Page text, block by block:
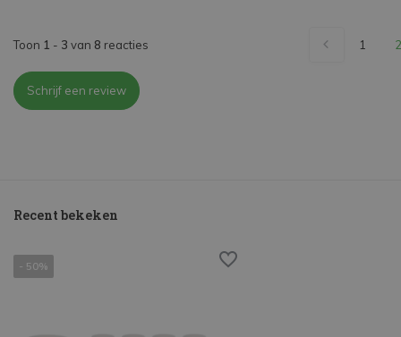
Toon 1 - 3 van 8 reacties 1 2
Schrijf een review
Recent bekeken
- 50%